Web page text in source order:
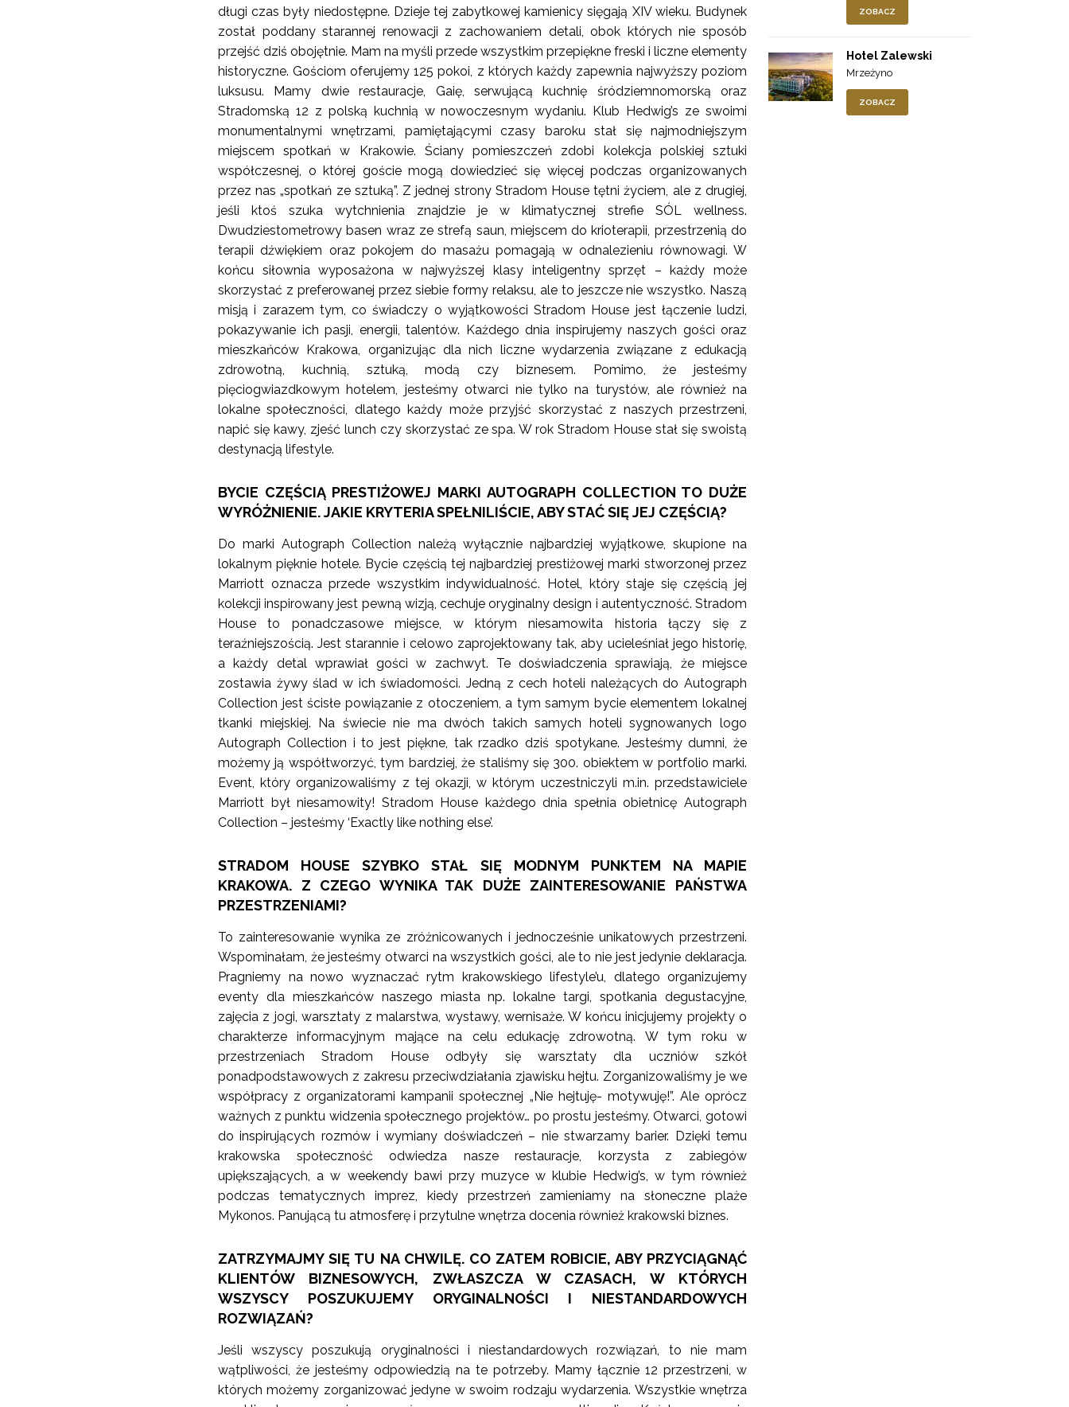
długi czas były niedostępne. Dzieje tej zabytkowej kamienicy sięgają XIV wieku. Budynek
został poddany starannej renowacji z zachowaniem detali, obok których nie sposób
przejść dziś obojętnie. Mam na myśli przede wszystkim przepiękne freski i liczne elementy
historyczne. Gościom oferujemy 125 pokoi, z których każdy zapewnia najwyższy poziom
luksusu. Mamy dwie restauracje, Gaię, serwującą kuchnię śródziemnomorską oraz
Stradomską 12 z polską kuchnią w nowoczesnym wydaniu. Klub Hedwig’s ze swoimi
monumentalnymi wnętrzami, pamiętającymi czasy baroku stał się najmodniejszym
miejscem spotkań w Krakowie. Ściany pomieszczeń zdobi kolekcja polskiej sztuki
współczesnej, o której goście mogą dowiedzieć się więcej podczas organizowanych
przez nas „spotkań ze sztuką”. Z jednej strony Stradom House tętni życiem, ale z drugiej,
jeśli ktoś szuka wytchnienia znajdzie je w klimatycznej strefie SÓL wellness.
Dwudziestometrowy basen wraz ze strefą saun, miejscem do krioterapii, przestrzenią do
terapii dźwiękiem oraz pokojem do masażu pomagają w odnalezieniu równowagi. W
końcu siłownia wyposażona w najwyższej klasy inteligentny sprzęt – każdy może
skorzystać z preferowanej przez siebie formy relaksu, ale to jeszcze nie wszystko. Naszą
misją i zarazem tym, co świadczy o wyjątkowości Stradom House jest łączenie ludzi,
pokazywanie ich pasji, energii, talentów. Każdego dnia inspirujemy naszych gości oraz
mieszkańców Krakowa, organizując dla nich liczne wydarzenia związane z edukacją
zdrowotną, kuchnią, sztuką, modą czy biznesem. Pomimo, że jesteśmy
pięciogwiazdkowym hotelem, jesteśmy otwarci nie tylko na turystów, ale również na
lokalne społeczności, dlatego każdy może przyjść skorzystać z naszych przestrzeni,
napić się kawy, zjeść lunch czy skorzystać ze spa. W rok Stradom House stał się swoistą
destynacją lifestyle.
BYCIE CZĘŚCIĄ PRESTIŻOWEJ MARKI AUTOGRAPH COLLECTION TO DUŻE
WYRÓŻNIENIE. JAKIE KRYTERIA SPEŁNILIŚCIE, ABY STAĆ SIĘ JEJ CZĘŚCIĄ?
Do marki Autograph Collection należą wyłącznie najbardziej wyjątkowe, skupione na
lokalnym pięknie hotele. Bycie częścią tej najbardziej prestiżowej marki stworzonej przez
Marriott oznacza przede wszystkim indywidualność. Hotel, który staje się częścią jej
kolekcji inspirowany jest pewną wizją, cechuje oryginalny design i autentyczność. Stradom
House to ponadczasowe miejsce, w którym niesamowita historia łączy się z
teraźniejszością. Jest starannie i celowo zaprojektowany tak, aby ucieleśniał jego historię,
a każdy detal wprawiał gości w zachwyt. Te doświadczenia sprawiają, że miejsce
zostawia żywy ślad w ich świadomości. Jedną z cech hoteli należących do Autograph
Collection jest ścisłe powiązanie z otoczeniem, a tym samym bycie elementem lokalnej
tkanki miejskiej. Na świecie nie ma dwóch takich samych hoteli sygnowanych logo
Autograph Collection i to jest piękne, tak rzadko dziś spotykane. Jesteśmy dumni, że
możemy ją współtworzyć, tym bardziej, że staliśmy się 300. obiektem w portfolio marki.
Event, który organizowaliśmy z tej okazji, w którym uczestniczyli m.in. przedstawiciele
Marriott był niesamowity! Stradom House każdego dnia spełnia obietnicę Autograph
Collection – jesteśmy ‘Exactly like nothing else’.
STRADOM HOUSE SZYBKO STAŁ SIĘ MODNYM PUNKTEM NA MAPIE
KRAKOWA. Z CZEGO WYNIKA TAK DUŻE ZAINTERESOWANIE PAŃSTWA
PRZESTRZENIAMI?
To zainteresowanie wynika ze zróżnicowanych i jednocześnie unikatowych przestrzeni.
Wspominałam, że jesteśmy otwarci na wszystkich gości, ale to nie jest jedynie deklaracja.
Pragniemy na nowo wyznaczać rytm krakowskiego lifestyle’u, dlatego organizujemy
eventy dla mieszkańców naszego miasta np. lokalne targi, spotkania degustacyjne,
zajęcia z jogi, warsztaty z malarstwa, wystawy, wernisaże. W końcu inicjujemy projekty o
charakterze informacyjnym mające na celu edukację zdrowotną. W tym roku w
przestrzeniach Stradom House odbyły się warsztaty dla uczniów szkół
ponadpodstawowych z zakresu przeciwdziałania zjawisku hejtu. Zorganizowaliśmy je we
współpracy z organizatorami kampanii społecznej „Nie hejtuję- motywuję!”. Ale oprócz
ważnych z punktu widzenia społecznego projektów… po prostu jesteśmy. Otwarci, gotowi
do inspirujących rozmów i wymiany doświadczeń – nie stwarzamy barier. Dzięki temu
krakowska społeczność odwiedza nasze restauracje, korzysta z zabiegów
upiększających, a w weekendy bawi przy muzyce w klubie Hedwig’s, w tym również
podczas tematycznych imprez, kiedy przestrzeń zamieniamy na słoneczne plaże
Mykonos. Panującą tu atmosferę i przytulne wnętrza docenia również krakowski biznes.
ZATRZYMAJMY SIĘ TU NA CHWILĘ. CO ZATEM ROBICIE, ABY PRZYCIĄGNĄĆ
KLIENTÓW BIZNESOWYCH, ZWŁASZCZA W CZASACH, W KTÓRYCH
WSZYSCY POSZUKUJEMY ORYGINALNOŚCI I NIESTANDARDOWYCH
ROZWIĄZAŃ?
Jeśli wszyscy poszukują oryginalności i niestandardowych rozwiązań, to nie mam
wątpliwości, że jesteśmy odpowiedzią na te potrzeby. Mamy łącznie 12 przestrzeni, w
których możemy zorganizować jedyne w swoim rodzaju wydarzenia. Wszystkie wnętrza
ZOBACZ
Hotel Zalewski
Mrzeżyno
ZOBACZ